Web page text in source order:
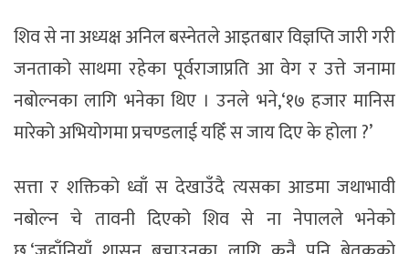
शिव से ना अध्यक्ष अनिल बस्नेतले आइतबार विज्ञप्ति जारी गरी
जनताको साथमा रहेका पूर्वराजाप्रति आ वेग र उत्ते जनामा
नबोल्नका लागि भनेका थिए । उनले भने,‘१७ हजार मानिस
मारेको अभियोगमा प्रचण्डलाई यहिँ स जाय दिए के होला ?’
सत्ता र शक्तिको ध्वाँ स देखाउँदै त्यसका आडमा जथाभावी
नबोल्न चे तावनी दिएको शिव से ना नेपालले भनेको